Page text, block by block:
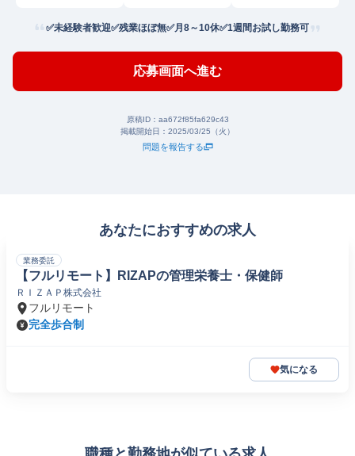
✅未経験者歓迎✅残業ほぼ無✅月8～10休✅1週間お試し勤務可
応募画面へ進む
原稿ID： aa672f85fa629c43
掲載開始日： 2025/03/25（火）
問題を報告する
あなたにおすすめの求人
業務委託
【フルリモート】RIZAPの管理栄養士・保健師
ＲＩＺＡＰ株式会社
フルリモート
完全歩合制
気になる